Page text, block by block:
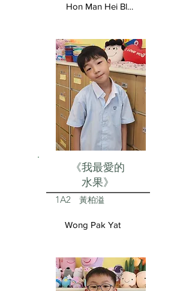
Hon Man Hei Blair
《我最愛的
水果》
1A2 黃柏溢
Wong Pak Yat